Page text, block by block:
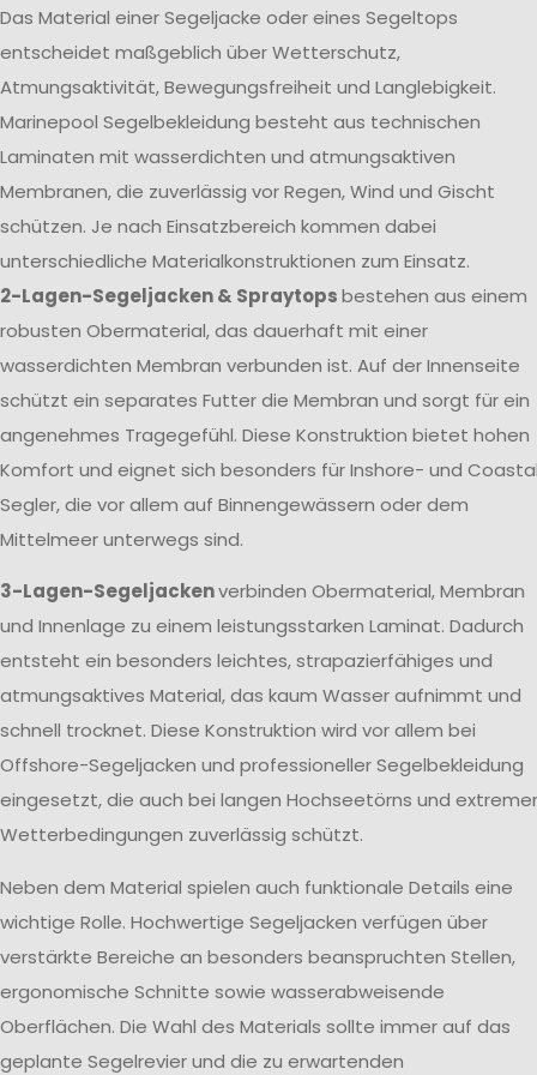
Das Material einer Segeljacke oder eines Segeltops
entscheidet maßgeblich über Wetterschutz,
Atmungsaktivität, Bewegungsfreiheit und Langlebigkeit.
Marinepool Segelbekleidung besteht aus technischen
Laminaten mit wasserdichten und atmungsaktiven
Membranen, die zuverlässig vor Regen, Wind und Gischt
schützen. Je nach Einsatzbereich kommen dabei
unterschiedliche Materialkonstruktionen zum Einsatz.
2-Lagen-Segeljacken & Spraytopsbestehen aus einem
robusten Obermaterial, das dauerhaft mit einer
wasserdichten Membran verbunden ist. Auf der Innenseite
schützt ein separates Futter die Membran und sorgt für ein
angenehmes Tragegefühl. Diese Konstruktion bietet hohen
Komfort und eignet sich besonders für Inshore- und
Segler, die vor allem auf Binnengewässern oder dem
Mittelmeer unterwegs sind.
3-Lagen-Segeljackenverbinden Obermaterial, Membran
und Innenlage zu einem leistungsstarken Laminat. Dadurch
entsteht ein besonders leichtes, strapazierfähiges und
atmungsaktives Material, das kaum Wasser aufnimmt und
schnell trocknet. Diese Konstruktion wird vor allem bei
Offshore-Segeljacken und professioneller Segelbekleidung
eingesetzt, die auch bei langen Hochseetörns und
Wetterbedingungen zuverlässig schützt.
Neben dem Material spielen auch funktionale Details eine
wichtige Rolle. Hochwertige Segeljacken verfügen über
verstärkte Bereiche an besonders beanspruchten Stellen,
ergonomische Schnitte sowie wasserabweisende
Oberflächen. Die Wahl des Materials sollte immer auf das
geplante Segelrevier und die zu erwartenden